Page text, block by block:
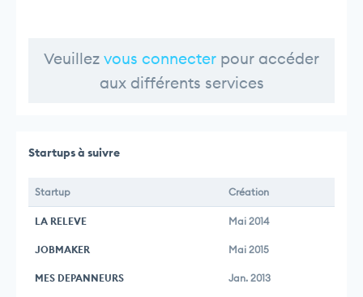
Veuillez vous connecter pour accéder
aux différents services
Startups à suivre
Startup Création
LA RELEVE Mai 2014
JOBMAKER Mai 2015
MES DEPANNEURS Jan. 2013